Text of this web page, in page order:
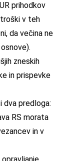
prihodkov
v teh
da večina ne
zneskih
in prispevke
dva predloga:
RS morata
in v